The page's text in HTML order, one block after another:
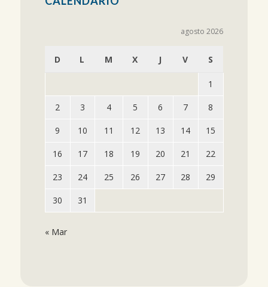
agosto 2026
D L M X J V S
1
2 3 4 5 6 7 8
9 10 11 12 13 14 15
16 17 18 19 20 21 22
23 24 25 26 27 28 29
30 31
« Mar